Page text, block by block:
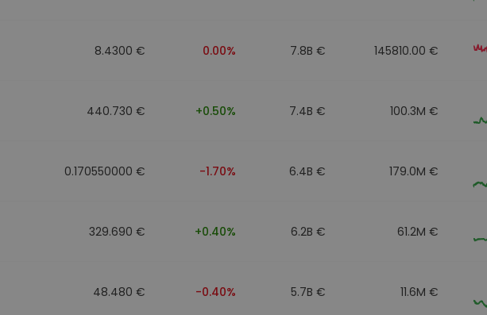
8.4300 € 0.00% 7.8B € 145810.00 €
440.730 € +0.50% 7.4B € 100.3M €
0.170550000 € -1.70% 6.4B € 179.0M €
329.690 € +0.40% 6.2B € 61.2M €
48.480 € -0.40% 5.7B € 11.6M €